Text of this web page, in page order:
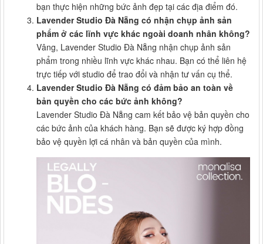
bạn thực hiện những bức ảnh đẹp tại các địa điểm đó.
Lavender Studio Đà Nẵng có nhận chụp ảnh sản
phẩm ở các lĩnh vực khác ngoài doanh nhân không?
Vâng, Lavender Studio Đà Nẵng nhận chụp ảnh sản
phẩm trong nhiều lĩnh vực khác nhau. Bạn có thể liên hệ
trực tiếp với studio để trao đổi và nhận tư vấn cụ thể.
Lavender Studio Đà Nẵng có đảm bảo an toàn về
bản quyền cho các bức ảnh không?
Lavender Studio Đà Nẵng cam kết bảo vệ bản quyền cho
các bức ảnh của khách hàng. Bạn sẽ được ký hợp đồng
bảo vệ quyền lợi cá nhân và bản quyền của mình.